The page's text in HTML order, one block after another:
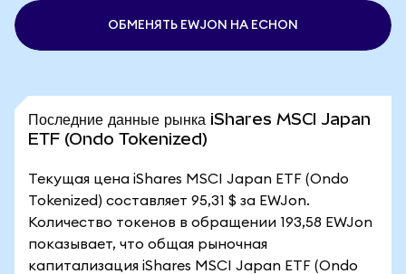
ОБМЕНЯТЬ EWJON НА ECHON
Последние данные рынка iShares MSCI Japan
ETF (Ondo Tokenized)
Текущая цена iShares MSCI Japan ETF (Ondo
Tokenized) составляет 95,31 $ за EWJon.
Количество токенов в обращении 193,58 EWJon
показывает, что общая рыночная
капитализация iShares MSCI Japan ETF (Ondo